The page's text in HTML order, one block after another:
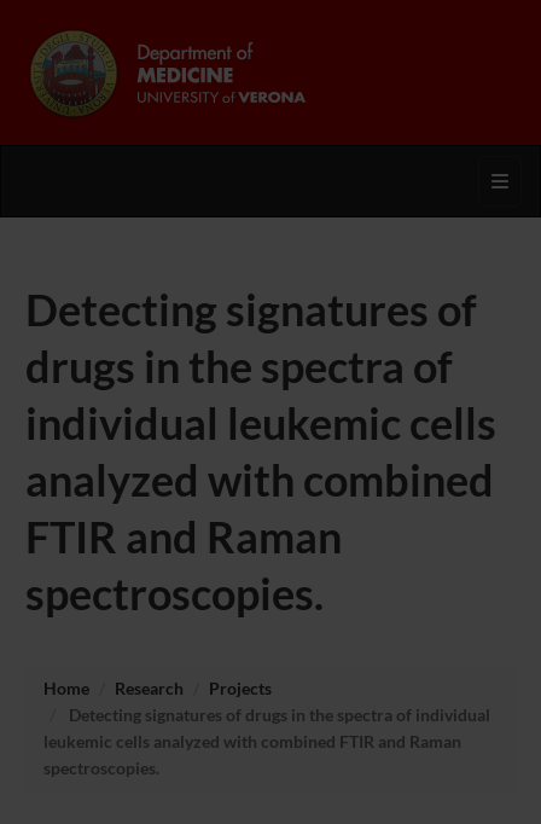
Detecting signatures of
drugs in the spectra of
individual leukemic cells
analyzed with combined
FTIR and Raman
spectroscopies.
Home Research
Projects
Detecting signatures of drugs in the spectra of individual
leukemic cells analyzed with combined FTIR and Raman
spectroscopies.